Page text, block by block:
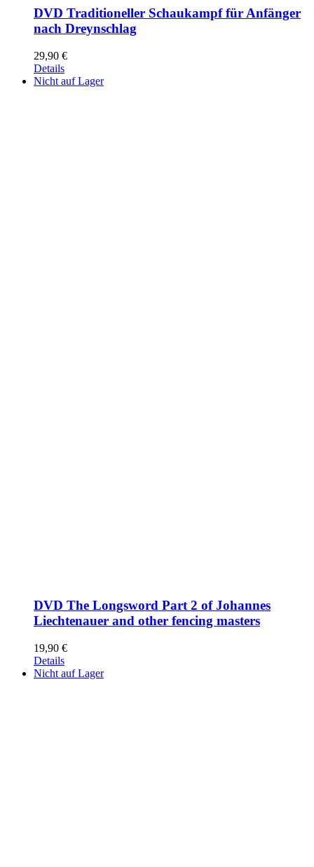
DVD Traditioneller Schaukampf für Anfänger
nach Dreynschlag
29,90 €
Details
Nicht auf Lager
DVD The Longsword Part 2 of Johannes
Liechtenauer and other fencing masters
19,90 €
Details
Nicht auf Lager